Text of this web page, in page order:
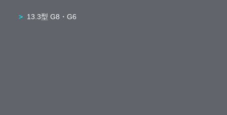
13.3型 G8・G6